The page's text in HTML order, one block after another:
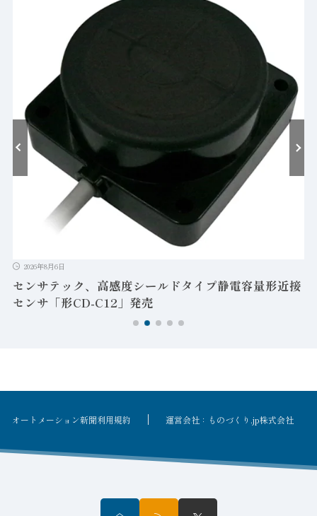
2026年8月6日
センサテック、高感度シールドタイプ静電容量形近接
センサ「形CD-C12」発売
オートメーション新聞利用規約 運営会社：ものづくり.jp株式会社